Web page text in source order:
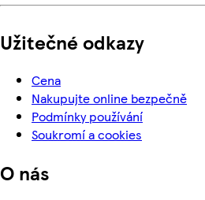
Užitečné odkazy
Cena
Nakupujte online bezpečně
Podmínky používání
Soukromí a cookies
O nás